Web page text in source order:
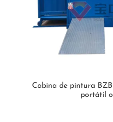
Cabina de pintura
portátil